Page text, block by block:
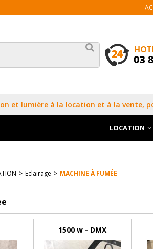
et lumière à la location et à la vente,
LOCATION
> Eclairage > MACHINE À FUMÉE
1500 w - DMX